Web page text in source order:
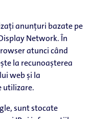
anunțuri bazate pe
Network. În
atunci când
la recunoașterea
web și la
utilizare.
sunt stocate